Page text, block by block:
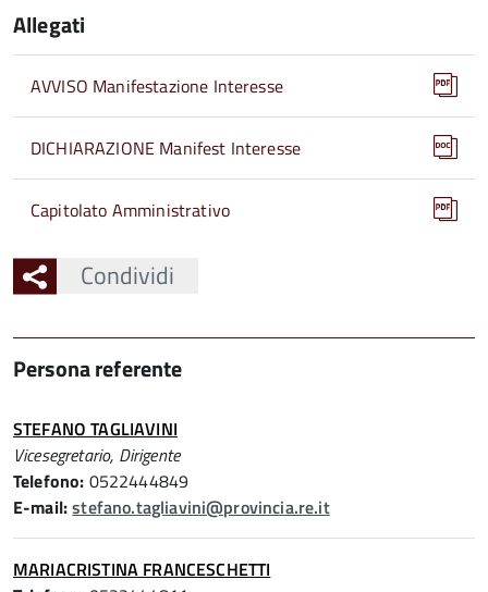
Allegati
AVVISO Manifestazione Interesse
DICHIARAZIONE Manifest Interesse
Capitolato Amministrativo
Condividi
Persona referente
STEFANO TAGLIAVINI
Vicesegretario, Dirigente
Telefono: 0522444849
E-mail:stefano.tagliavini@provincia.re.it
MARIACRISTINA FRANCESCHETTI